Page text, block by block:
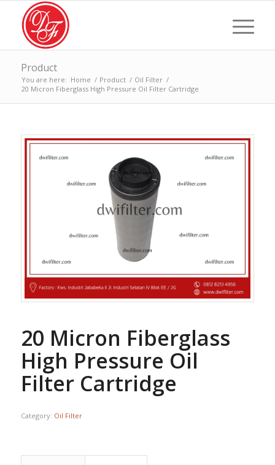
Product
You are here: Home / Product / Oil Filter /
20 Micron Fiberglass High Pressure Oil Filter Cartridge
20 Micron Fiberglass
High Pressure Oil
Filter Cartridge
Category: Oil Filter